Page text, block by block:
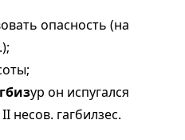
опасность (на
ур он испугался
несов. гагбилзес.